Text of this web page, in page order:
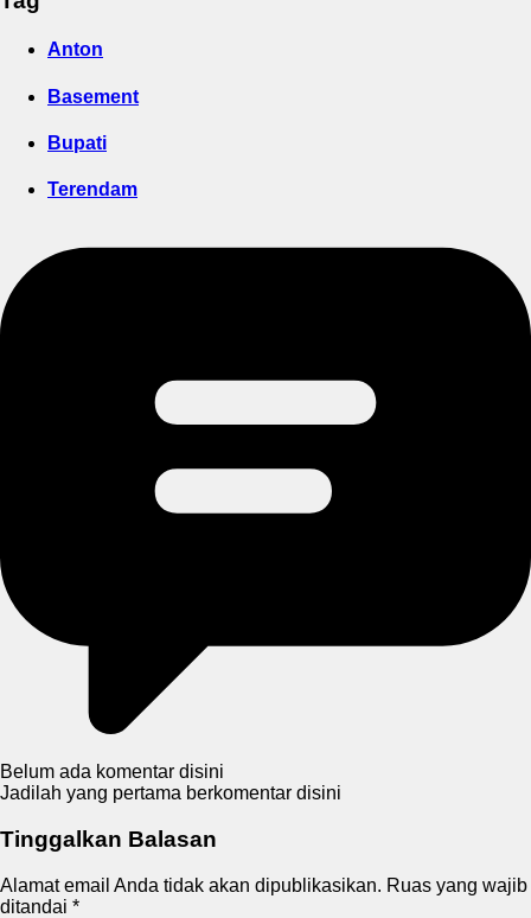
Anton
Basement
Bupati
Terendam
Belum ada komentar disini
Jadilah yang pertama berkomentar disini
Tinggalkan Balasan
Alamat email Anda tidak akan dipublikasikan. Ruas yang wajib
ditandai *